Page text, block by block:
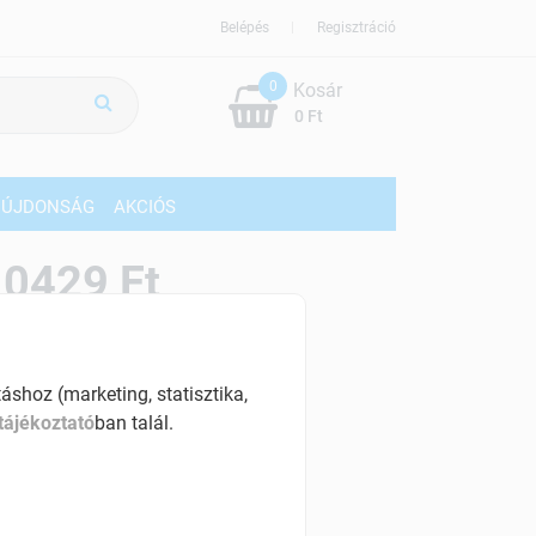
Regisztráció
Belépés
0
0 Ft
Kosár
ÚJDONSÁG AKCIÓS
Ft
(marketing, statisztika,
ban talál.